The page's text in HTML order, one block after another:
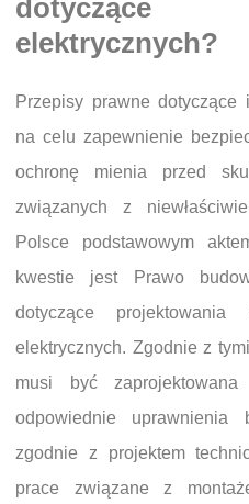
elektrycznych?
Przepisy prawne dotyczące
na celu zapewnienie
ochronę mienia przed
związanych z
Polsce podstawowym
kwestie jest Prawo
dotyczące
elektrycznych. Zgodnie z
musi być
odpowiednie uprawnienia
zgodnie z projektem
prace związane z